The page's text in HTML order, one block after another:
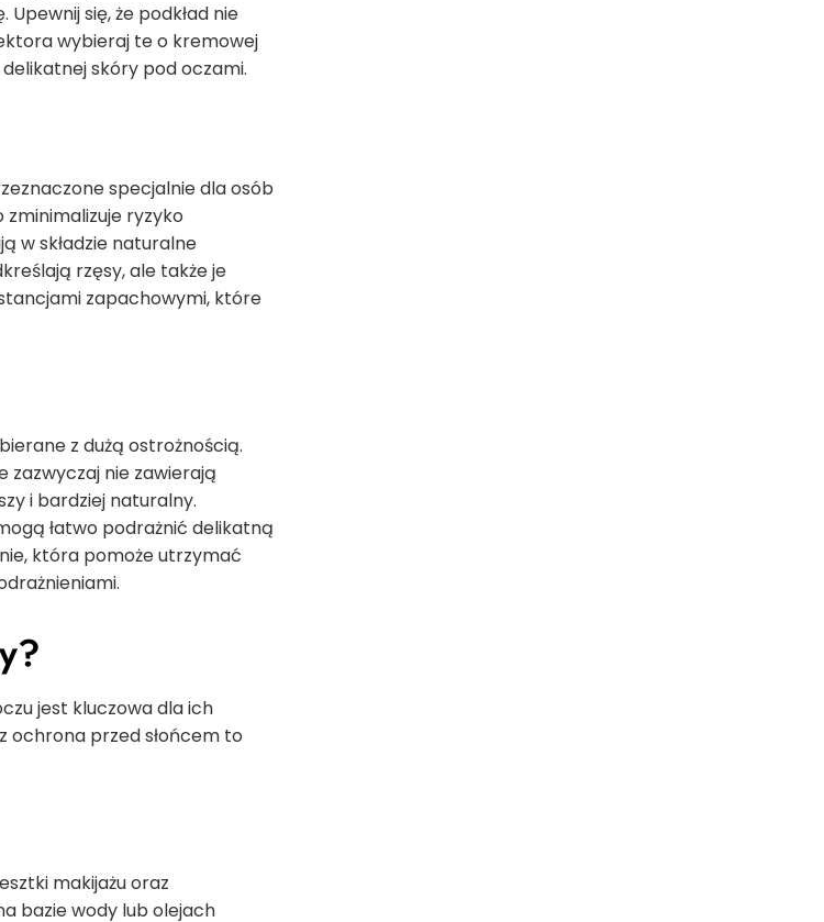
się, że podkład nie
wybieraj te o kremowej
skóry pod oczami.
specjalnie dla osób
zminimalizuje ryzyko
w składzie naturalne
rzęsy, ale także je
zapachowymi, które
z dużą ostrożnością.
nie zawierają
i bardziej naturalny.
łatwo podrażnić delikatną
która pomoże utrzymać
jest kluczowa dla ich
ochrona przed słońcem to
makijażu oraz
bazie wody lub olejach